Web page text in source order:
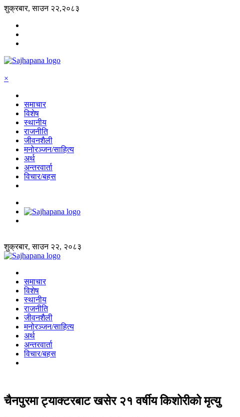
शुक्रबार, साउन २२,२०८३
×
समाचार
विशेष
स्थानीय
राजनीति
जीवनशैली
मनोरञ्जन/साहित्य
अर्थ
अन्तरवार्ता
विचार/बहस
शुक्रबार, साउन २२, २०८३
समाचार
विशेष
स्थानीय
राजनीति
जीवनशैली
मनोरञ्जन/साहित्य
अर्थ
अन्तरवार्ता
विचार/बहस
चैनपुरमा ट्याक्टरबाट खसेर २१ वर्षीय किशोरीको मृत्यु